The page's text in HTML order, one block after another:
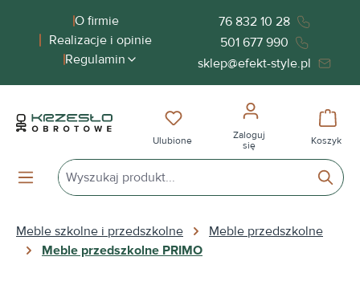
zawartościO firmie
Realizacje i opinie
Regulamin
76 832 10 28
501 677 990
sklep@efekt-style.pl
Masz 0 przedmioty na liście
Ulubione
Zaloguj
się
Koszyk
Meble szkolne i przedszkolne
Meble przedszkolne
Meble przedszkolne PRIMO